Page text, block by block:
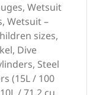
Wetsuit
Wetsuit –
sizes,
Dive
Steel
(15L / 100